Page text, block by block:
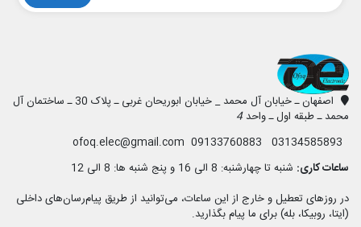
اصفهان ـ خیابان آل محمد _ خیابان ابوریحان غربی ـ پلاک 30 ـ ساختمان آل
محمد ـ طبقه اول ـ واحد4
ساعات کاری: شنبه تا چهارشنبه: 8 الی 16 و پنج شنبه ها: 8 الی 12
در روزهای تعطیل و خارج از این ساعات، می‌توانید از طریق پیام‌رسان‌های داخلی
(ایتا، روبیکا، بله) برای ما پیام بگذارید.